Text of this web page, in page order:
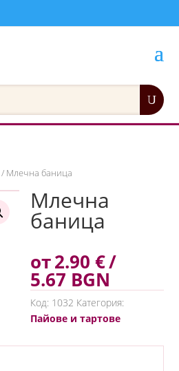
/ Млечна баница
Млечна
баница
от2.90€/
5.67 BGN
Код: 1032 Категория:
Пайове и тартове